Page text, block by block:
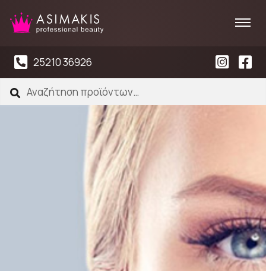
25210 36926
Αναζήτηση
για:
Αναζήτηση